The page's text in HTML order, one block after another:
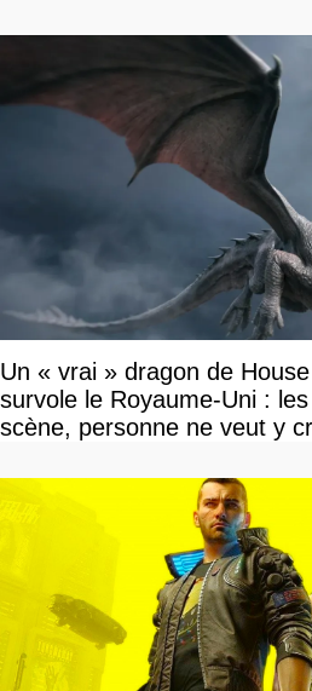
Un « vrai » dragon de
survole le Royaume-Uni :
scène, personne ne veut y